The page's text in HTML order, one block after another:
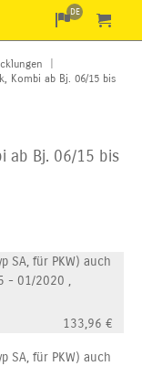
DE
Kombi ab Bj. 06/15 bis
ab Bj. 06/15 bis
SA, für PKW) auch
- 01/2020 ,
133,96 €
SA, für PKW) auch